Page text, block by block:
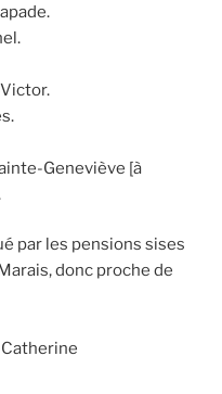
Geneviève [à
par les pensions sises
donc proche de